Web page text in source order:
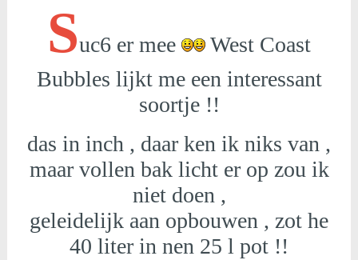
Suc6 er mee
West Coast
Bubbles lijkt me een interessant
soortje !!
das in inch , daar ken ik niks van ,
maar vollen bak licht er op zou ik
niet doen ,
geleidelijk aan opbouwen , zot he
40 liter in nen 25 l pot !!